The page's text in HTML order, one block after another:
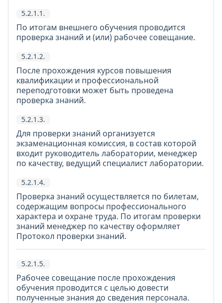
5.2.1.1.
По итогам внешнего обучения проводится
проверка знаний и (или) рабочее совещание.
5.2.1.2.
После прохождения курсов повышения
квалификации и профессиональной
переподготовки может быть проведена
проверка знаний.
5.2.1.3.
Для проверки знаний организуется
экзаменационная комиссия, в состав которой
входит руководитель лаборатории, менеджер
по качеству, ведущий специалист лаборатории.
5.2.1.4.
Проверка знаний осуществляется по билетам,
содержащим вопросы профессионального
характера и охране труда. По итогам проверки
знаний менеджер по качеству оформляет
Протокол проверки знаний.
5.2.1.5.
Рабочее совещание после прохождения
обучения проводится с целью довести
полученные знания до сведения персонала.